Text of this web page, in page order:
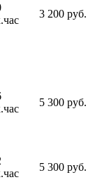
3 200 руб.
5 300 руб.
5 300 руб.